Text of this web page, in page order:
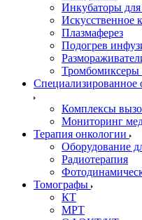
Инкубаторы
Плазмаферез
Подогрев
Тромбомиксеры
Специализированное
Комплексы
Мониторинг
Терапия онкологии
Оборудование
Радиотерапия
Томографы
КТ
МРТ